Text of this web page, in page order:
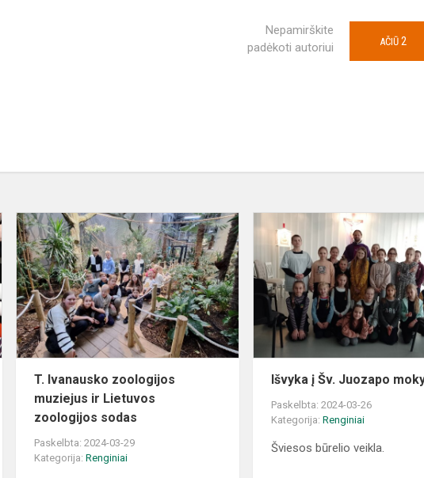
Nepamirškite
padėkoti autoriui
AČIŪ 2
Kiaušinių
marginimas
T.
Ivanausko
zoologijos
muziejus
Lietuvos
zoologijos
sod...
T. Ivanausko zoologijos
muziejus ir Lietuvos
zoologijos sodas
Paskelbta: 2024-03-29
Kategorija:Renginiai
Išvyka į Šv. Juozapo
Paskelbta: 2024-03-26
Kategorija:Renginiai
Šviesos būrelio veikla.